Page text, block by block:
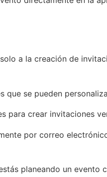
a la creación de
se pueden
para crear invitaciones
por correo
planeando un evento